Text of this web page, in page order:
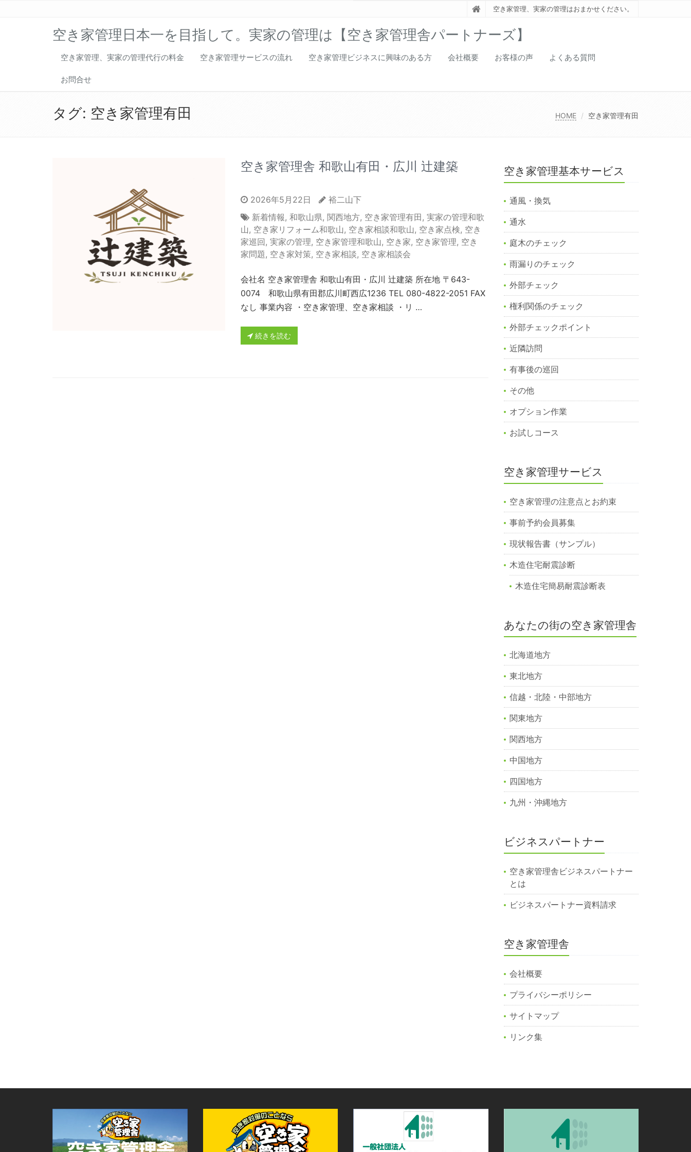
空き家管理、実家の管理はおまかせください。
空き家管理日本一を目指して。実家の管理は【空き家管理舎パートナーズ】
空き家管理、実家の管理代行の料金 空き家管理サービスの流れ 空き家管理ビジネスに興味のある方 会社概要 お客様の声 よくある質問
お問合せ
タグ: 空き家管理有田 HOME 空き家管理有田
空き家管理舎 和歌山有田・広川 辻建築
2026年5月22日
裕二山下
新着情報, 和歌山県, 関西地方, 空き家管理有田, 実家の管理和歌
山, 空き家リフォーム和歌山, 空き家相談和歌山, 空き家点検, 空き
家巡回, 実家の管理, 空き家管理和歌山, 空き家, 空き家管理, 空き
家問題, 空き家対策, 空き家相談, 空き家相談会
会社名 空き家管理舎 和歌山有田・広川 辻建築 所在地 〒643-
0074 和歌山県有田郡広川町西広1236 TEL 080-4822-2051 FAX
なし 事業内容 ・空き家管理、空き家相談 ・リ …
続きを読む
空き家管理基本サービス
通風・換気
通水
庭木のチェック
雨漏りのチェック
外部チェック
権利関係のチェック
外部チェックポイント
近隣訪問
有事後の巡回
その他
オプション作業
お試しコース
空き家管理サービス
空き家管理の注意点とお約束
事前予約会員募集
現状報告書（サンプル）
木造住宅耐震診断
木造住宅簡易耐震診断表
あなたの街の空き家管理舎
北海道地方
東北地方
信越・北陸・中部地方
関東地方
関西地方
中国地方
四国地方
九州・沖縄地方
ビジネスパートナー
空き家管理舎ビジネスパートナー
とは
ビジネスパートナー資料請求
空き家管理舎
会社概要
プライバシーポリシー
サイトマップ
リンク集